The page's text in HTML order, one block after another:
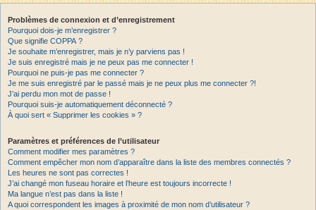
Problèmes de connexion et d’enregistrement
Pourquoi dois-je m’enregistrer ?
Que signifie COPPA ?
Je souhaite m’enregistrer, mais je n’y parviens pas !
Je suis enregistré mais je ne peux pas me connecter !
Pourquoi ne puis-je pas me connecter ?
Je me suis enregistré par le passé mais je ne peux plus me connecter ?!
J’ai perdu mon mot de passe !
Pourquoi suis-je automatiquement déconnecté ?
À quoi sert « Supprimer les cookies » ?
Paramètres et préférences de l’utilisateur
Comment modifier mes paramètres ?
Comment empêcher mon nom d’apparaître dans la liste des membres connectés ?
Les heures ne sont pas correctes !
J’ai changé mon fuseau horaire et l’heure est toujours incorrecte !
Ma langue n’est pas dans la liste !
A quoi correspondent les images à proximité de mon nom d’utilisateur ?